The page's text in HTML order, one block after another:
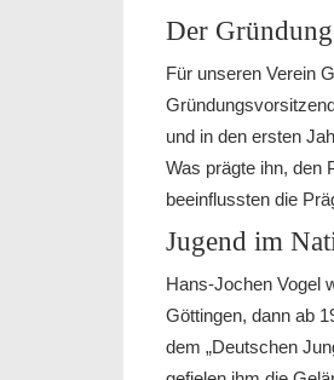
Der
Für unseren Verein
und in den ersten
Was prägte ihn, den
beeinflussten die
Jugend im
Hans-Jochen Vogel
Göttingen, dann ab
dem „Deutschen